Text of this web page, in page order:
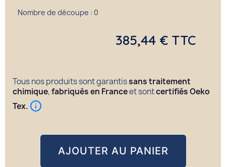
Nombre de découpe : 0
385,44 € TTC
Tous nos produits sont garantissans traitement
chimique,fabriqués en Franceet sontcertifiés Oeko
Tex.
AJOUTER AU PANIER